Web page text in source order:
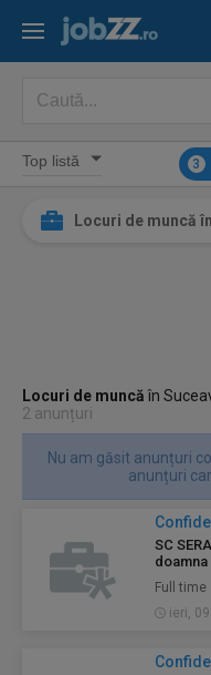
3
Locuri de muncă
Locuri de muncăîn
2 anunțuri
Nu am găsit anunțuri
anunțuri
SC
Full
ieri,